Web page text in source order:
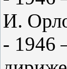
И.
- 1946